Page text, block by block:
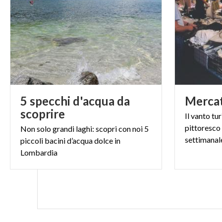
Città-giardino
Stretta tra il
favorevole
definita città-
diecimila
mondo, dalle
all’Australia,
multimediale
Keith Haring,
più belli
Il Chiaretto,
5 specchi d'acqua da
scoprire
Non solo grandi laghi: scopri con noi 5
piccoli bacini d’acqua dolce in
Lombardia
Ilvanto
pittoresco